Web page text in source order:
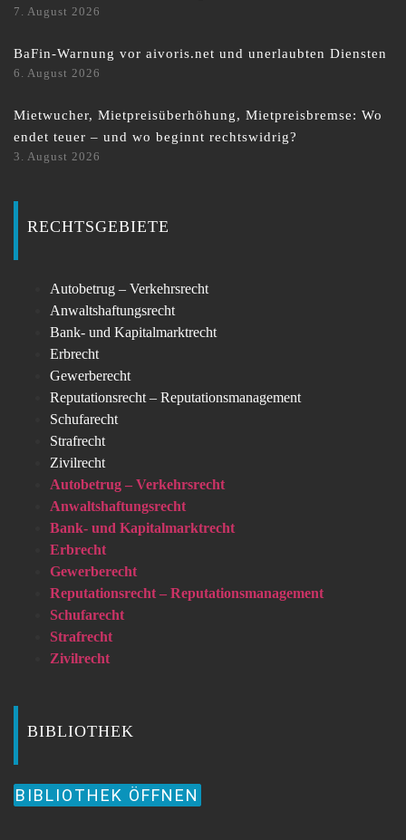
7. August 2026
BaFin-Warnung vor aivoris.net und unerlaubten Diensten
6. August 2026
Mietwucher, Mietpreisüberhöhung, Mietpreisbremse: Wo
endet teuer – und wo beginnt rechtswidrig?
3. August 2026
RECHTSGEBIETE
Autobetrug – Verkehrsrecht
Anwaltshaftungsrecht
Bank- und Kapitalmarktrecht
Erbrecht
Gewerberecht
Reputationsrecht – Reputationsmanagement
Schufarecht
Strafrecht
Zivilrecht
Autobetrug – Verkehrsrecht
Anwaltshaftungsrecht
Bank- und Kapitalmarktrecht
Erbrecht
Gewerberecht
Reputationsrecht – Reputationsmanagement
Schufarecht
Strafrecht
Zivilrecht
BIBLIOTHEK
BIBLIOTHEK ÖFFNEN